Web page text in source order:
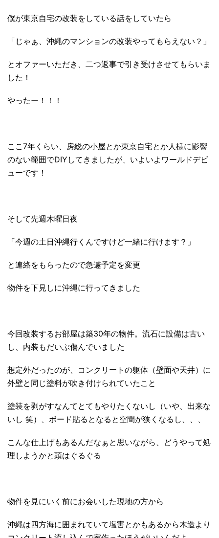
僕が東京自宅の改装をしている話をしていたら
「じゃぁ、沖縄のマンションの改装やってもらえない？」
とオファーいただき、二つ返事で引き受けさせてもらいま
した！
やったー！！！
ここ7年くらい、房総の小屋とか東京自宅とか人様に影響
のない範囲でDIYしてきましたが、いよいよワールドデビ
ューです！
そして先週木曜日夜
「今週の土日沖縄行くんですけど一緒に行けます？」
と連絡をもらったので急遽予定を変更
物件を下見しに沖縄に行ってきました
今回改装するお部屋は築30年の物件。流石に設備は古い
し、内装もだいぶ傷んでいました
想定外だったのが、コンクリートの躯体（壁面や天井）に
外壁と同じ塗料が吹き付けられていたこと
塗装を剥がすなんてとてもやりたくないし（いや、出来な
いし 笑）、ボード貼るとなると空間が狭くなるし、、、
こんな仕上げもあるんだなぁと思いながら、どうやって処
理しようかと頭はぐるぐる
物件を見にいく前にお会いした現地の方から
沖縄は四方海に囲まれていて塩害とかもあるから木造より